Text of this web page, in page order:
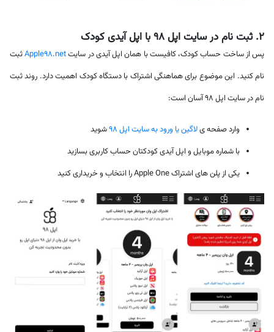
۲. ثبت نام در سایت اپل 98 با اپل آیدی کودک
پس از ساخت حساب کودک، کافیست با همان اپل آیدی در سایتApple98.netثبت
نام کنید. این موضوع برای هماهنگی اشتراک با دستگاه کودک اهمیت دارد. روند ثبت
نام در سایت اپل ۹۸ آسان است:
وارد صفحه یلاگین یا ورود به سایت اپل ۹۸
شوید
با شماره موبایل و اپل آیدی کودکتان حساب کاربری بسازید
یکی از پلن های اشتراک Apple One را انتخاب و خریداری کنید